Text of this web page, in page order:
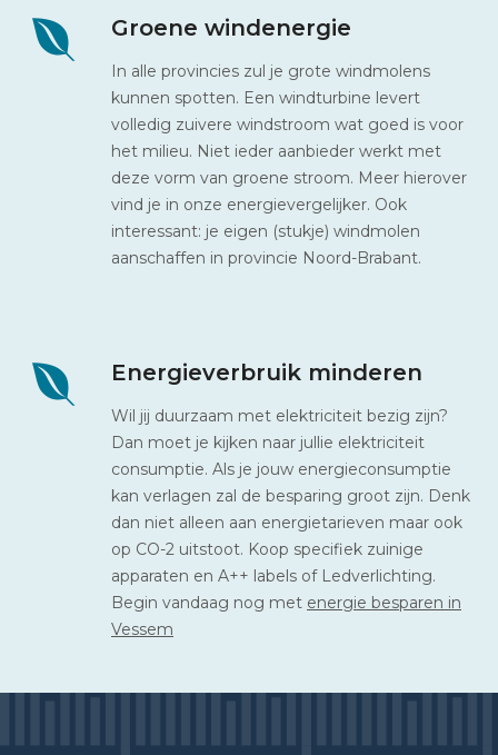
Groene windenergie
In alle provincies zul je grote windmolens
kunnen spotten. Een windturbine levert
volledig zuivere windstroom wat goed is voor
het milieu. Niet ieder aanbieder werkt met
deze vorm van groene stroom. Meer hierover
vind je in onze energievergelijker. Ook
interessant: je eigen (stukje) windmolen
aanschaffen in provincie Noord-Brabant.
Energieverbruik minderen
Wil jij duurzaam met elektriciteit bezig zijn?
Dan moet je kijken naar jullie elektriciteit
consumptie. Als je jouw energieconsumptie
kan verlagen zal de besparing groot zijn. Denk
dan niet alleen aan energietarieven maar ook
op CO-2 uitstoot. Koop specifiek zuinige
apparaten en A++ labels of Ledverlichting.
Begin vandaag nog met energie besparen in
Vessem